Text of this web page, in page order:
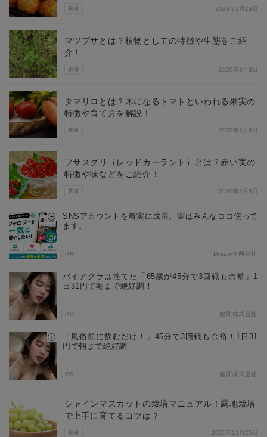
果樹 2020年2月29日
果樹
マツブサとは？植物としての特徴や生態をご紹
介！
2020年3月3日
果樹
タマリロとは？木になるトマトといわれる果実の
特徴や育て方を解説！
2020年3月6日
果樹
フサスグリ（レッドカーラント）とは？赤い実の
特徴や味などをご紹介！
2020年3月6日
SNSアカウントを着実に成長。実はみんなココ使って
ます。
PR Dreaw合同会社
バイアグラは捨てた「65歳が45分で3回戦も余裕」1
日31円で朝まで絶好調！
PR 健商株式会社
「風俗前に飲むだけ！」45分で3回戦も余裕！1日31
円で朝まで絶好調
PR 健商株式会社
果樹
シャインマスカットの栽培マニュアル！露地栽培
で上手に育てるコツは？
2020年11月25日